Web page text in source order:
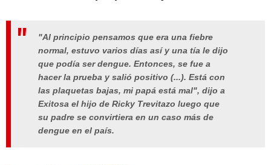
"Al principio pensamos que era una fiebre
normal, estuvo varios días así y una tía le dijo
que podía ser dengue. Entonces, se fue a
hacer la prueba y salió positivo (...). Está con
las plaquetas bajas, mi papá está mal", dijo a
Exitosa el hijo de Ricky Trevitazo luego que
su padre se convirtiera en un caso más de
dengue en el país.